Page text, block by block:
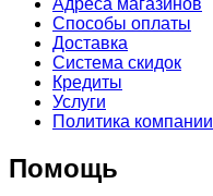
Адреса магазинов
Способы оплаты
Доставка
Система скидок
Кредиты
Услуги
Политика компании
Помощь